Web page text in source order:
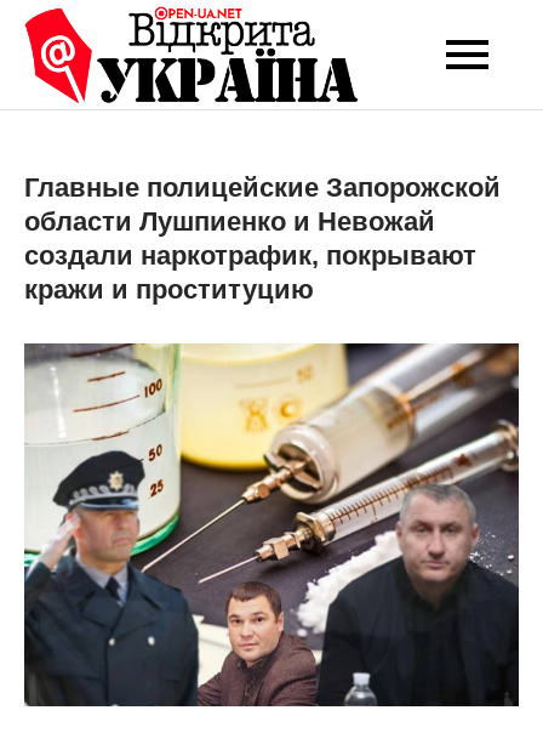
Перейти
вмісту
Open-UA
NET
Це ваше надійне
експертних думок
Главные полицейские Запорожской
области Лушпиенко и Невожай
создали наркотрафик, покрывают
кражи и проституцию